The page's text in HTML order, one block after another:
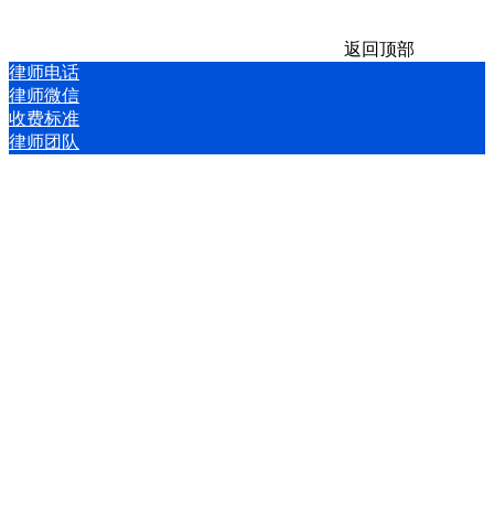
返回顶部
律师电话
律师微信
收费标准
律师团队